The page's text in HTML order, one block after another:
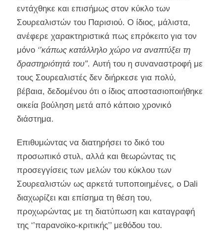
εντάχθηκε και επισήμως στον κύκλο των
Σουρεαλιστών του Παρισιού. Ο ίδιος, μάλιστα,
ανέφερε χαρακτηριστικά πως επρόκειτο για τον
μόνο ‘’κάπως κατάλληλο χώρο να αναπτύξει τη
δραστηριότητά του’’.Αυτή του η συναναστροφή με
τους Σουρεαλιστές δεν διήρκεσε για πολύ,
βέβαια, δεδομένου ότι ο ίδιος αποστασιοποιήθηκε
οικεία βούληση μετά από κάποιο χρονικό
διάστημα.
Επιθυμώντας να διατηρήσει το δικό του
προσωπικό στυλ, αλλά και θεωρώντας τις
προσεγγίσεις των μελών του κύκλου των
Σουρεαλιστών ως αρκετά τυποποιημένες, o Dali
διαχωρίζει και επίσημα τη θέση του,
προχωρώντας με τη διατύπωση και καταγραφή
της ‘’παρανοϊκο-κριτικής’’ μεθόδου του.